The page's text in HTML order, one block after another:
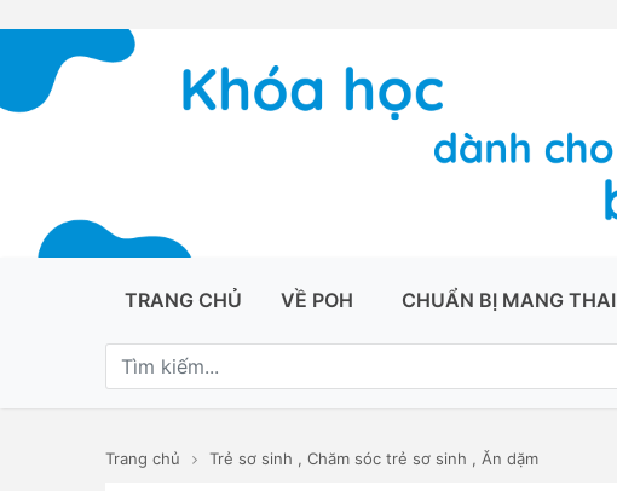
TRANG CHỦ VỀ POH CHUẨN BỊ MANG THAI
Trang chủ Trẻ sơ sinh , Chăm sóc trẻ sơ sinh , Ăn dặm